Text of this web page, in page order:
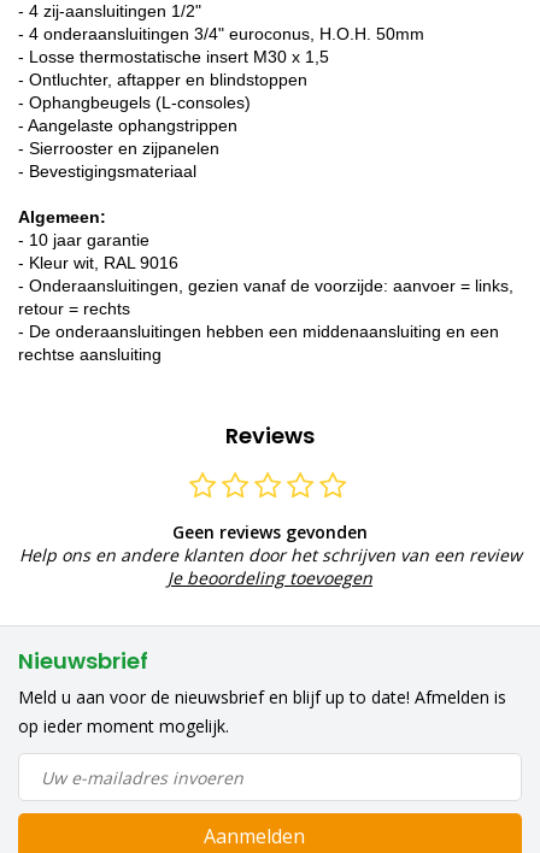
- 4 zij-aansluitingen 1/2"
- 4 onderaansluitingen 3/4" euroconus, H.O.H. 50mm
- Losse thermostatische insert M30 x 1,5
- Ontluchter, aftapper en blindstoppen
- Ophangbeugels (L-consoles)
- Aangelaste ophangstrippen
- Sierrooster en zijpanelen
- Bevestigingsmateriaal
Algemeen:
- 10 jaar garantie
- Kleur wit, RAL 9016
- Onderaansluitingen, gezien vanaf de voorzijde: aanvoer = links,
retour = rechts
- De onderaansluitingen hebben een middenaansluiting en een
rechtse aansluiting
Reviews
Geen reviews gevonden
Help ons en andere klanten door het schrijven van een review
Je beoordeling toevoegen
Nieuwsbrief
Meld u aan voor de nieuwsbrief en blijf up to date! Afmelden is
op ieder moment mogelijk.
Aanmelden